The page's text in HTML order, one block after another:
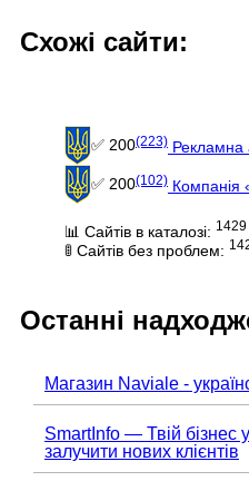
Схожі сайти:
✅ 200(223) Рекламна
✅ 200(102) Компанія
📊 Сайтів в каталозі: 1429
🚦 Сайтів без проблем:
Останні
Магазин Naviale -
SmartInfo — Твій бізнес
залучити нових клієнтів